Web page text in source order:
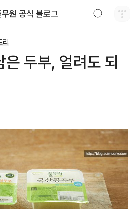
무원 공식 블로그
두부, 얼려도 되